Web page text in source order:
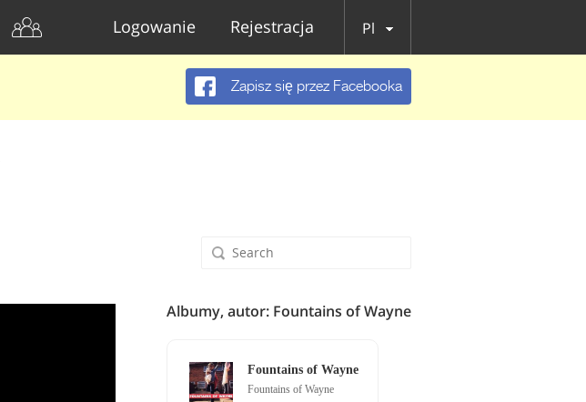
Logowanie Rejestracja Pl
Zapisz się przez Facebooka
Albumy, autor: Fountains of Wayne
Fountains of Wayne
Fountains of Wayne